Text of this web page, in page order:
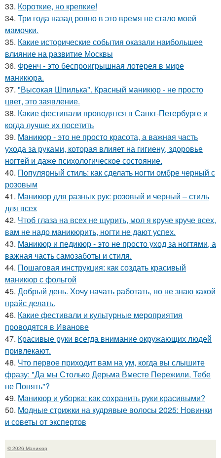
33. Короткие, но крепкие!
34. Три года назад ровно в это время не стало моей
мамочки.
35. Какие исторические события оказали наибольшее
влияние на развитие Москвы
36. Френч - это беспроигрышная лотерея в мире
маникюра.
37. "Высокая Шпилька". Красный маникюр - не просто
цвет, это заявление.
38. Какие фестивали проводятся в Санкт-Петербурге и
когда лучше их посетить
39. Маникюр - это не просто красота, а важная часть
ухода за руками, которая влияет на гигиену, здоровье
ногтей и даже психологическое состояние.
40. Популярный стиль: как сделать ногти омбре черный с
розовым
41. Маникюр для разных рук: розовый и черный – стиль
для всех
42. Чтоб глаза на всех не щурить, мол я круче круче всех,
вам не надо маникюрить, ногти не дают успех.
43. Маникюр и педикюр - это не просто уход за ногтями, а
важная часть самозаботы и стиля.
44. Пошаговая инструкция: как создать красивый
маникюр с фольгой
45. Добрый день. Хочу начать работать, но не знаю какой
прайс делать.
46. Какие фестивали и культурные мероприятия
проводятся в Иванове
47. Красивые руки всегда внимание окружающих людей
привлекают.
48. Что первое приходит вам на ум, когда вы слышите
фразу: "Да мы Столько Дерьма Вместе Пережили, Тебе
не Понять"?
49. Маникюр и уборка: как сохранить руки красивыми?
50. Модные стрижки на кудрявые волосы 2025: Новинки
и советы от экспертов
© 2026 Маникюр